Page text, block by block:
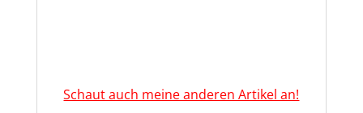
Schaut auch meine anderen Artikel an!